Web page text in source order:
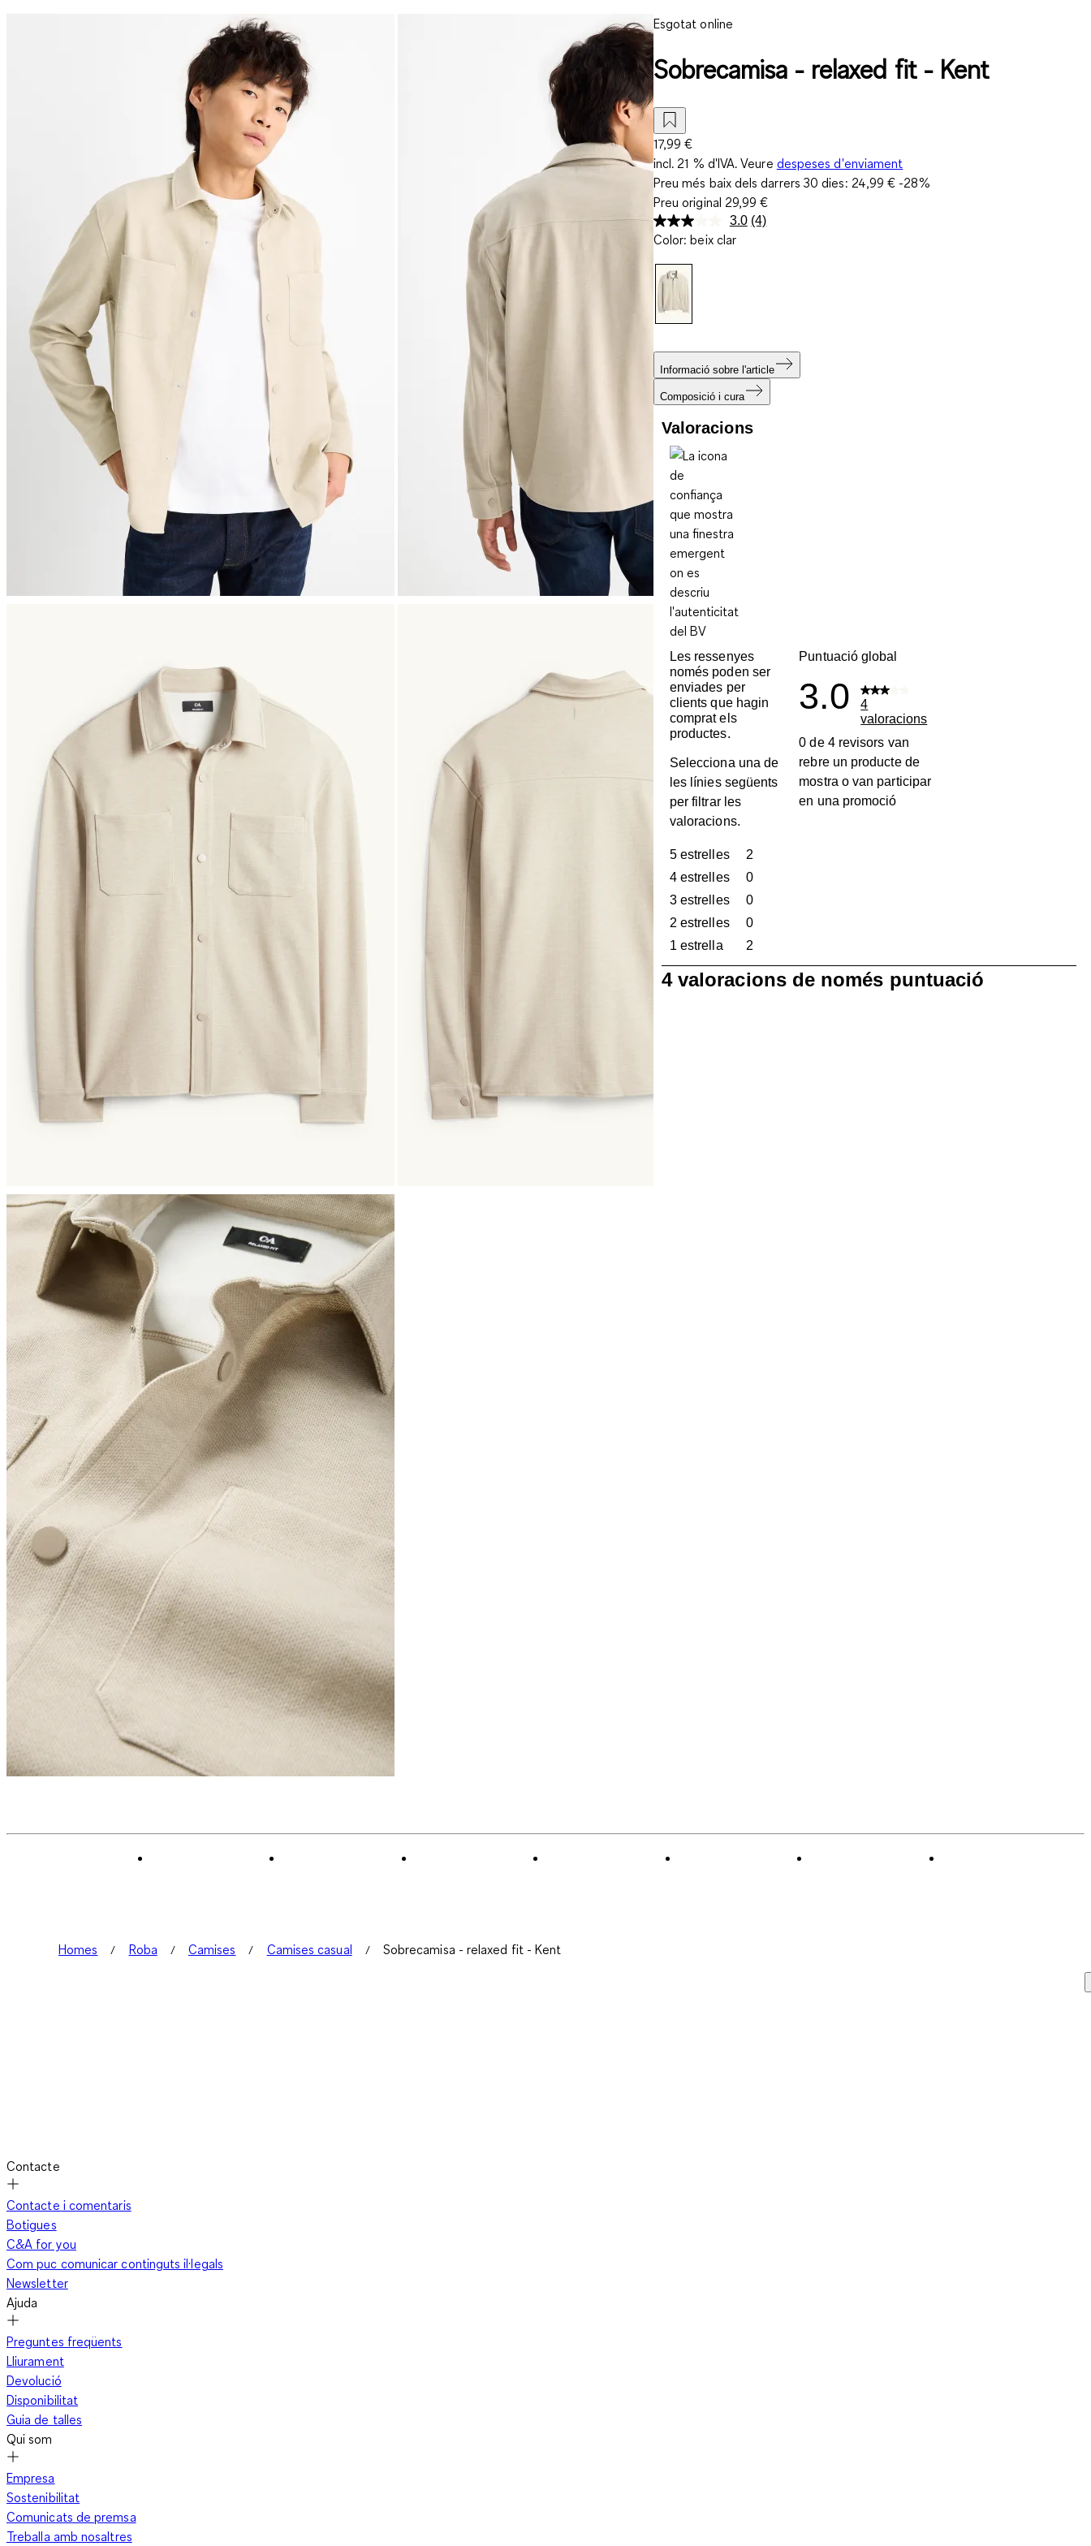
Esgotat online
Sobrecamisa - relaxed fit - Kent
17,99 €
incl. 21 % d'IVA. Veure despeses d'enviament
Preu més baix dels darrers 30 dies: 24,99 € -28%
Preu original 29,99 €
3.0 Llegeix
(4)
Color: beix clar
Informació sobre l'article
Composició i cura
Valoracions
Les ressenyes
només poden ser
enviades per
clients que hagin
comprat els
productes.
Selecciona una de
les línies següents
per filtrar les
valoracions.
5 estrellesestrelles
2
2 valoracions amb 5 estrelles.
4 estrellesestrelles
0
0 valoracions amb 4 estrelles.
3 estrellesestrelles
0
0 valoracions amb 3 estrelles.
2 estrellesestrelles
0
0 valoracions amb 2 estrelles.
1 estrellaestrelles
2
2 valoracions amb 1 estrella.
Puntuació global
3.0
4
valoracions
0 de 4 revisors van
rebre un producte de
mostra o van participar
en una promoció
4 valoracions de només puntuació
Homes Roba Camises Camises casual Sobrecamisa - relaxed fit - Kent
Contacte
Contacte i comentaris
Botigues
C&A for you
Com puc comunicar continguts il·legals
Newsletter
Ajuda
Preguntes freqüents
Lliurament
Devolució
Disponibilitat
Guia de talles
Qui som
Empresa
Sostenibilitat
Comunicats de premsa
Treballa amb nosaltres